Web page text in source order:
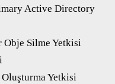
Active Directory
Silme Yetkisi
Yetkisi